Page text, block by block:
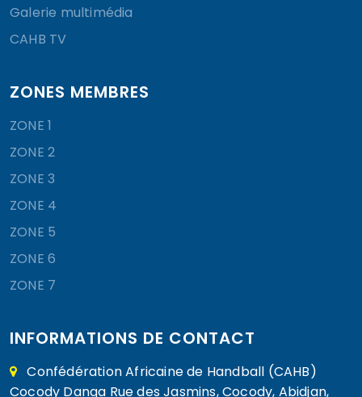
Galerie multimédia
CAHB TV
ZONES MEMBRES
ZONE 1
ZONE 2
ZONE 3
ZONE 4
ZONE 5
ZONE 6
ZONE 7
INFORMATIONS DE CONTACT
Confédération Africaine de Handball (CAHB)
Cocody Danga Rue des Jasmins, Cocody, Abidjan,